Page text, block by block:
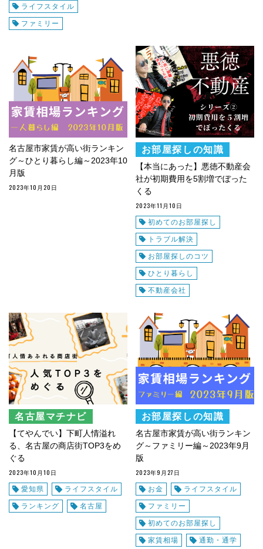
ライフスタイル
ファミリー
名古屋市家賃が高い街ランキン
グ～ひとり暮らし編～2023年10
月版
2023年10月20日
お部屋探しの知識
【本当にあった】悪徳不動産会
社が初期費用を5割増でぼった
くる
2023年11月10日
初めてのお部屋探し
トラブル解決
お部屋探しのコツ
ひとり暮らし
不動産会社
名古屋マチナビ
【てやんでい】下町人情溢れ
る、名古屋の商店街TOP3をめ
ぐる
2023年10月10日
愛知県 ライフスタイル
ランキング 名古屋
お部屋探しの知識
名古屋市家賃が高い街ランキン
グ～ファミリー編～2023年9月
版
2023年9月27日
お金 ライフスタイル
ファミリー
初めてのお部屋探し
家賃相場 通勤・通学